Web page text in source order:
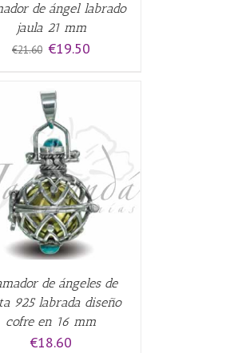
de ángel labrado
jaula 21 mm
€21.60 El
era:
€21.60.
€19.50
de ángeles de
925 labrada diseño
cofre en 16 mm
€18.60